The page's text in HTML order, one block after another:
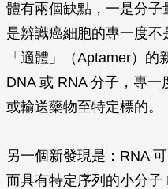
體有兩個缺點，一是分
是辨識癌細胞的專一度
「適體」（Aptamer）
DNA 或 RNA 分子，專
或輸送藥物至特定標的。
另一個新發現是：RNA
而具有特定序列的小分